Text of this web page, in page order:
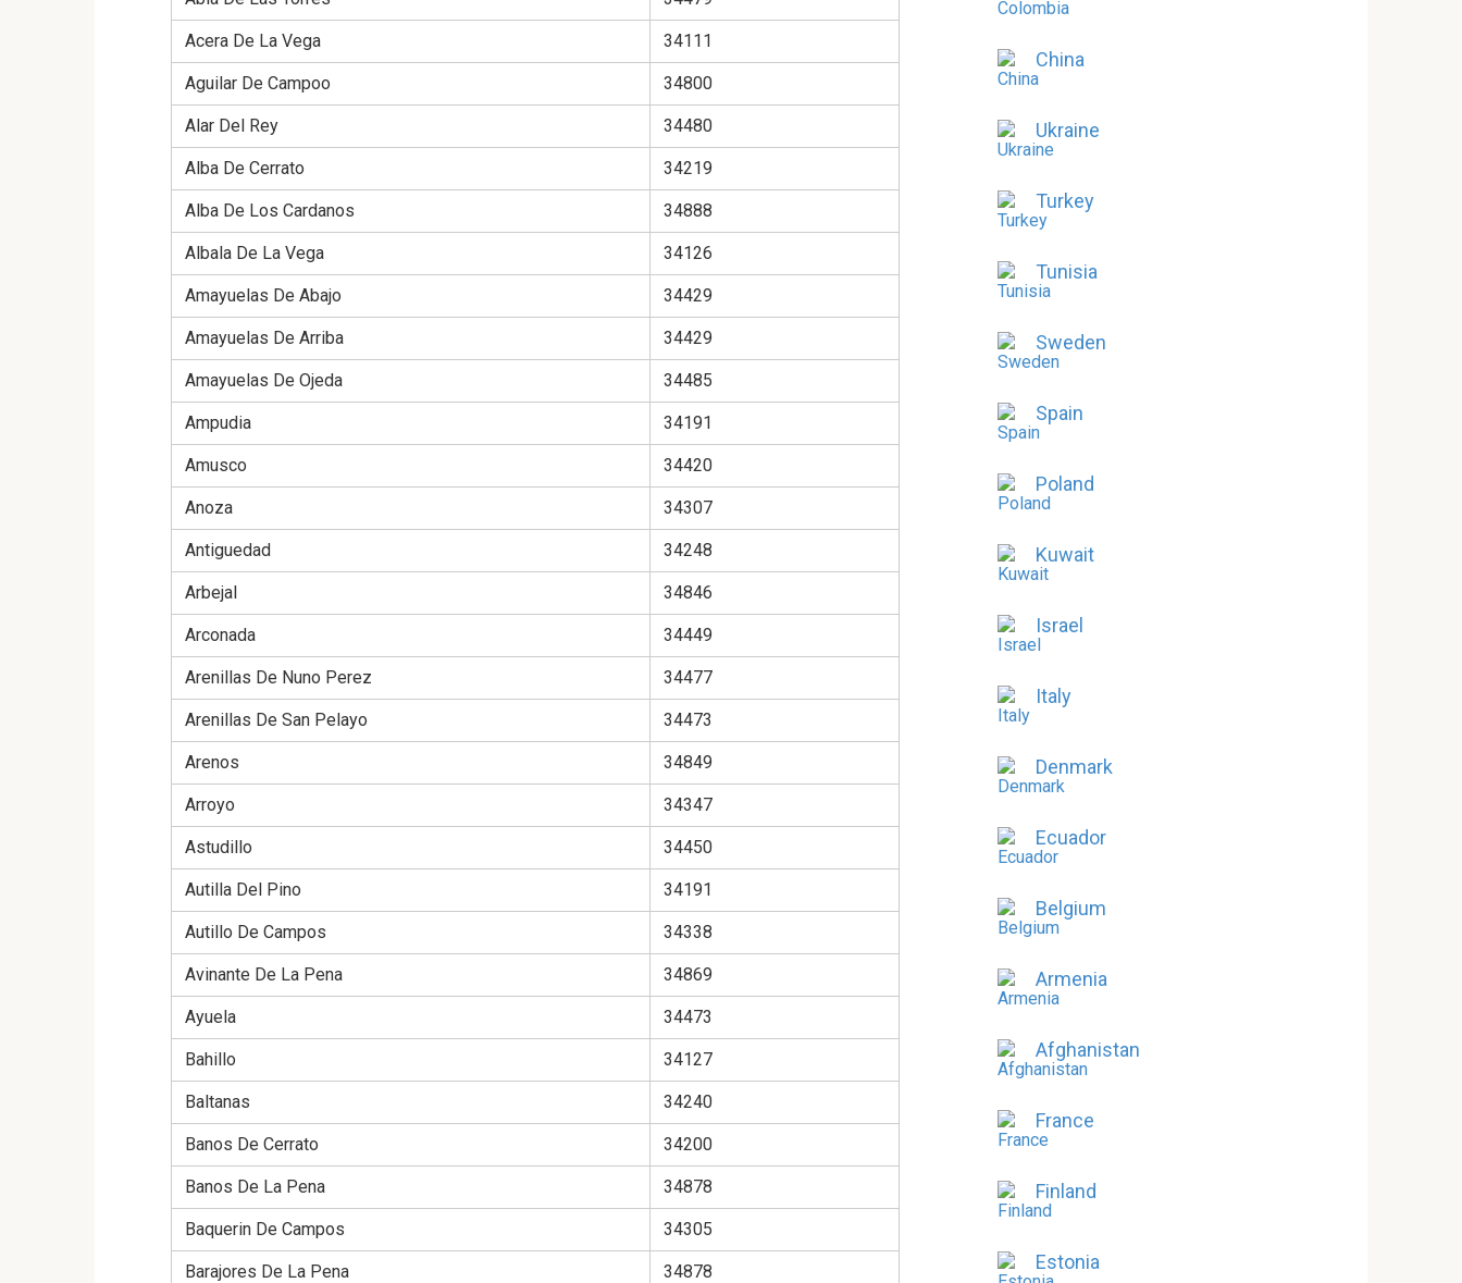
Acera De La Vega 34111
Aguilar De Campoo 34800
Alar Del Rey 34480
Alba De Cerrato 34219
Alba De Los Cardanos 34888
Albala De La Vega 34126
Amayuelas De Abajo 34429
Amayuelas De Arriba 34429
Amayuelas De Ojeda 34485
Ampudia 34191
Amusco 34420
Anoza 34307
Antiguedad 34248
Arbejal 34846
Arconada 34449
Arenillas De Nuno Perez 34477
Arenillas De San Pelayo 34473
Arenos 34849
Arroyo 34347
Astudillo 34450
Autilla Del Pino 34191
Autillo De Campos 34338
Avinante De La Pena 34869
Ayuela 34473
Bahillo 34127
Baltanas 34240
Banos De Cerrato 34200
Banos De La Pena 34878
Baquerin De Campos 34305
Barajores De La Pena 34878
China
Ukraine
Turkey
Tunisia
Sweden
Spain
Poland
Kuwait
Israel
Italy
Denmark
Ecuador
Belgium
Armenia
Afghanistan
France
Finland
Estonia